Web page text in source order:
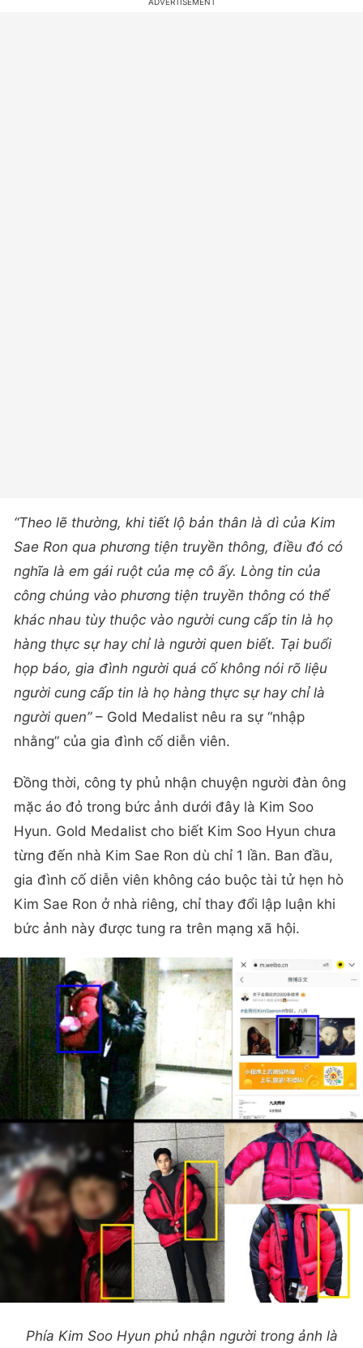
“Theo lẽ thường, khi tiết lộ bản thân là dì của Kim
Sae Ron qua phương tiện truyền thông, điều đó có
nghĩa là em gái ruột của mẹ cô ấy. Lòng tin của
công chúng vào phương tiện truyền thông có thể
khác nhau tùy thuộc vào người cung cấp tin là họ
hàng thực sự hay chỉ là người quen biết. Tại buổi
họp báo, gia đình người quá cố không nói rõ liệu
người cung cấp tin là họ hàng thực sự hay chỉ là
người quen”– Gold Medalist nêu ra sự “nhập
nhằng” của gia đình cố diễn viên.
Đồng thời, công ty phủ nhận chuyện người đàn ông
mặc áo đỏ trong bức ảnh dưới đây là Kim Soo
Hyun. Gold Medalist cho biết Kim Soo Hyun chưa
từng đến nhà Kim Sae Ron dù chỉ 1 lần. Ban đầu,
gia đình cố diễn viên không cáo buộc tài tử hẹn hò
Kim Sae Ron ở nhà riêng, chỉ thay đổi lập luận khi
bức ảnh này được tung ra trên mạng xã hội.
Phía Kim Soo Hyun phủ nhận người trong ảnh là